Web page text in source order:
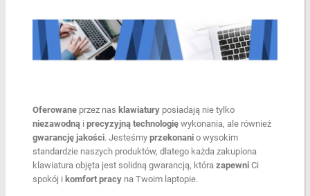
Oferowaneprzez nas klawiaturyposiadają nie tylko
niezawodnąi precyzyjną technologięwykonania, ale również
gwarancję jakości. Jesteśmy przekonanio wysokim
standardzie naszych produktów, dlatego każda zakupiona
klawiatura objęta jest solidną gwarancją, która zapewniCi
spokój i komfort pracyna Twoim laptopie.